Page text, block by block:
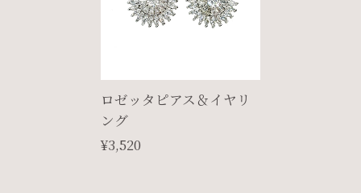
ロゼッタピアス＆イヤリ
ング
¥3,520